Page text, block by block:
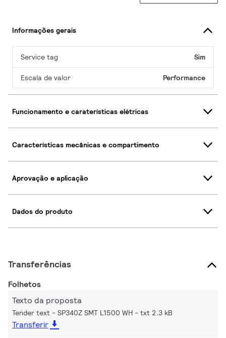
Informações gerais
Service tag Sim
Escala de valor Performance
Funcionamento e caraterísticas elétricas
Características mecânicas e compartimento
Aprovação e aplicação
Dados do produto
Transferências
Folhetos
Texto da proposta
Tender text - SP340Z SMT L1500 WH txt 2.3 kB
Transferir